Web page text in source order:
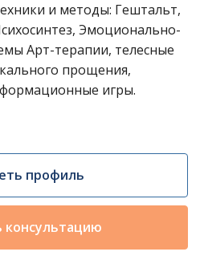
и методы: Гештальт,
Эмоционально-
Арт-терапии, телесные
прощения,
игры.
профиль
консультацию